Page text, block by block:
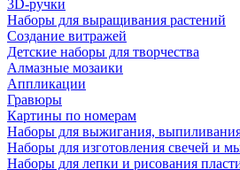
3D-ручки
Наборы для выращивания растений
Создание витражей
Детские наборы для творчества
Алмазные мозаики
Аппликации
Гравюры
Картины по номерам
Наборы для выжигания,
Наборы для изготовления свечей и
Наборы для лепки и рисования